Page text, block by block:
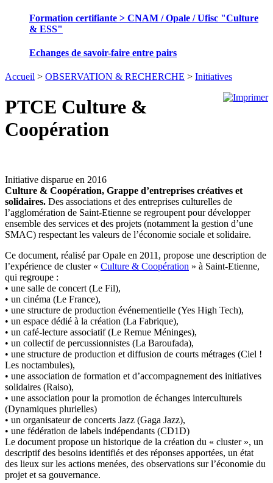
Formation certifiante > CNAM / Opale / Ufisc "Culture
& ESS"
Echanges de savoir-faire entre pairs
Accueil > OBSERVATION & RECHERCHE > Initiatives
PTCE Culture &
Coopération
Initiative disparue en 2016
Culture & Coopération, Grappe d’entreprises créatives et
solidaires. Des associations et des entreprises culturelles de
l’agglomération de Saint-Etienne se regroupent pour développer
ensemble des services et des projets (notamment la gestion d’une
SMAC) respectant les valeurs de l’économie sociale et solidaire.
Ce document, réalisé par Opale en 2011, propose une description de
l’expérience de cluster « Culture & Coopération » à Saint-Etienne,
qui regroupe :
• une salle de concert (Le Fil),
• un cinéma (Le France),
• une structure de production événementielle (Yes High Tech),
• un espace dédié à la création (La Fabrique),
• un café-lecture associatif (Le Remue Méninges),
• un collectif de percussionnistes (La Baroufada),
• une structure de production et diffusion de courts métrages (Ciel !
Les noctambules),
• une association de formation et d’accompagnement des initiatives
solidaires (Raiso),
• une association pour la promotion de échanges interculturels
(Dynamiques plurielles)
• un organisateur de concerts Jazz (Gaga Jazz),
• une fédération de labels indépendants (CD1D)
Le document propose un historique de la création du « cluster », un
descriptif des besoins identifiés et des réponses apportées, un état
des lieux sur les actions menées, des observations sur l’économie du
projet et sa gouvernance.